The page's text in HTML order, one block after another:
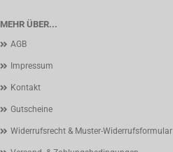
MEHR ÜBER...
AGB
Impressum
Kontakt
Gutscheine
Widerrufsrecht & Muster-Widerrufsformular